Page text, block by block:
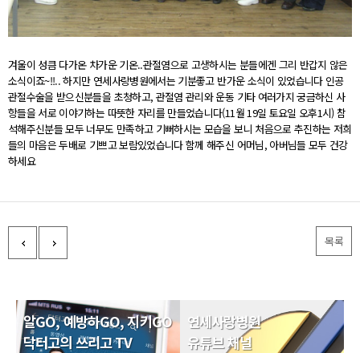
겨울이 성큼 다가온 차가운 기온..관절염으로 고생하시는 분들에겐 그리 반갑지 않은
소식이죠~!!.. 하지만 연세사랑병원에서는 기분좋고 반가운 소식이 있었습니다 인공
관절수술을 받으신분들을 초청하고, 관절염 관리와 운동 기타 여러가지 궁금하신 사
항들을 서로 이야기하는 따뜻한 자리를 만들었습니다(11월 19일 토요일 오후1시) 참
석해주신분들 모두 너무도 만족하고 기뻐하시는 모습을 보니 처음으로 추진하는 저희
들의 마음은 두배로 기쁘고 보람있었습니다 함께 해주신 어머님, 아버님들 모두 건강
하세요
목록
알GO, 예방하GO, 지키GO
닥터고의 쓰리고 TV
연세사랑병원
유튜브 채널